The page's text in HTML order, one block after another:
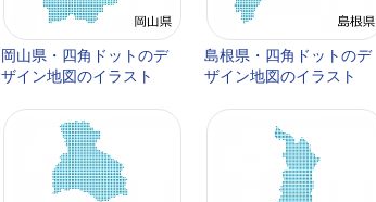
岡山県・四角ドットのデ
ザイン地図のイラスト
島根県・四角ドットのデ
ザイン地図のイラスト